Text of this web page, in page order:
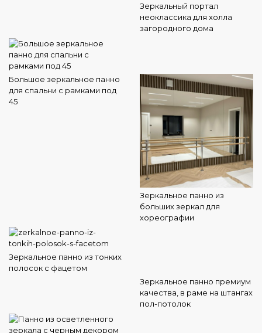
Зеркальный портал
неоклассика для холла
загородного дома
Большое зеркальное панно
для спальни с рамками под
45
Зеркальное панно из
больших зеркал для
хореографии
Зеркальное панно из тонких
полосок с фацетом
Зеркальное панно премиум
качества, в раме на штангах
пол-потолок